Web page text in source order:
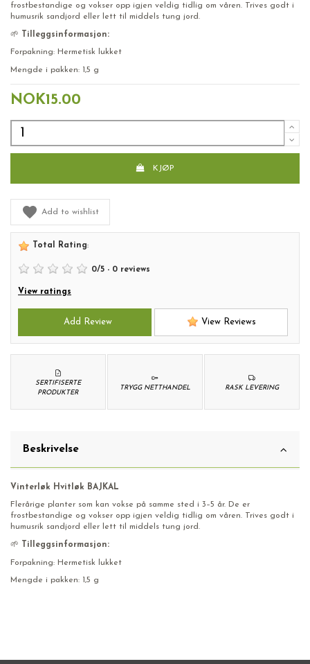
frostbestandige og vokser opp igjen veldig tidlig om våren. Trives godt i
humusrik sandjord eller lett til middels tung jord.
🌱 Tilleggsinformasjon:
Forpakning: Hermetisk lukket
Mengde i pakken: 1,5 g
NOK15.00
KJØP
Add to wishlist
Total Rating:
0/5 - 0 reviews
View ratings
Add Review View Reviews
RASK LEVERING
TRYGG NETTHANDEL
SERTIFISERTE
PRODUKTER
Beskrivelse
Vinterløk Hvitløk BAJKAL
Flerårige planter som kan vokse på samme sted i 3–5 år. De er
frostbestandige og vokser opp igjen veldig tidlig om våren. Trives godt i
humusrik sandjord eller lett til middels tung jord.
🌱 Tilleggsinformasjon:
Forpakning: Hermetisk lukket
Mengde i pakken: 1,5 g